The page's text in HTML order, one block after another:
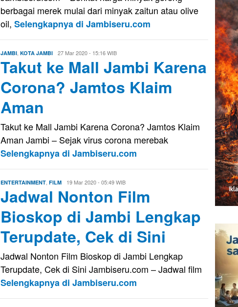
berbagai merek mulai dari minyak zaitun atau olive
oil, Selengkapnya di Jambiseru.com
JAMBI KOTA JAMBI Evo
Kusnady
27 Mar 2020 - 15:16 WIB
Takut ke Mall Jambi Karena
Corona? Jamtos Klaim
Aman
Takut ke Mall Jambi Karena Corona? Jamtos Klaim
Aman Jambi – Sejak virus corona merebak
Selengkapnya di Jambiseru.com
ENTERTAINMENT FILM Eri
Saputra
19 Mar 2020 - 05:49 WIB
Jadwal Nonton Film
Bioskop di Jambi Lengkap
Terupdate, Cek di Sini
Jadwal Nonton Film Bioskop di Jambi Lengkap
Terupdate, Cek di Sini Jambiseru.com – Jadwal film
Selengkapnya di Jambiseru.com